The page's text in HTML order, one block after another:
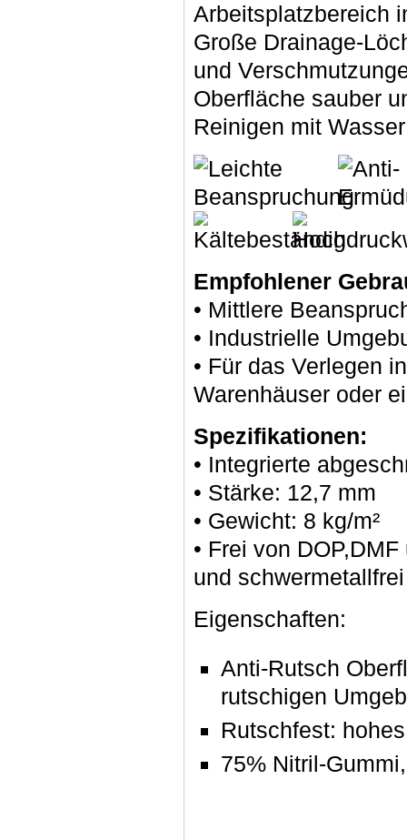
Arbeitsplatzbereich
Große Drainage-
und
Oberfläche sauber
Reinigen mit
Empfohlener
• Mittlere
• Industrielle
• Für das Verlegen
Warenhäuser oder
Spezifikationen:
• Integrierte
• Stärke: 12,7 mm
• Gewicht: 8 kg/m²
• Frei von
und schwermetallfrei
Eigenschaften:
Anti-Rutsch
rutschigen
Rutschfest:
75% Nitril-